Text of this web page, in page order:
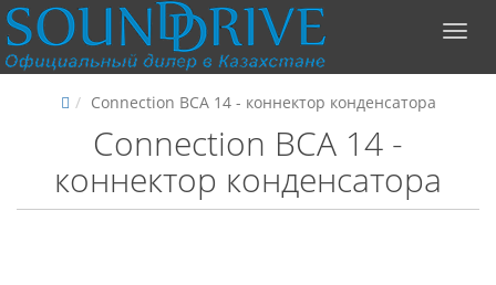
Connection BCA 14 - коннектор конденсатора
Connection BCA 14 -
коннектор конденсатора